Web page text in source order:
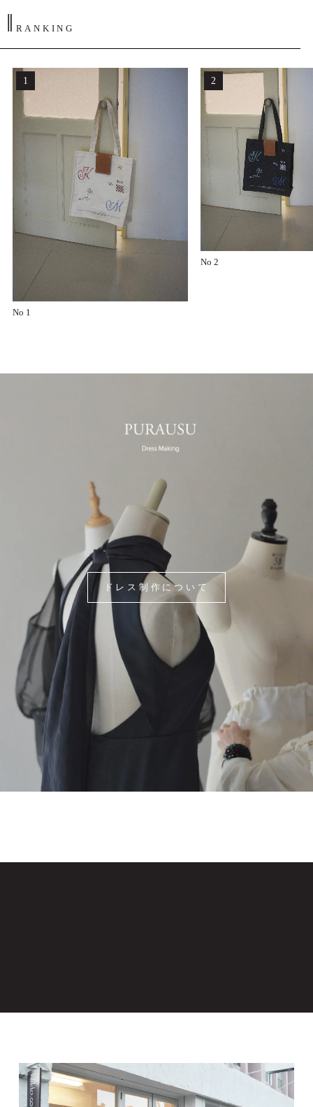
‖ RANKING
No 1
No 2
ドレス制作について